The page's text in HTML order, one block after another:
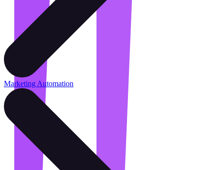
Marketing Automation